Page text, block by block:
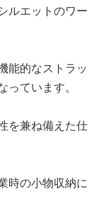
ルエットのワー
能的なストラッ
ています。
を兼ね備えた仕
時の小物収納に